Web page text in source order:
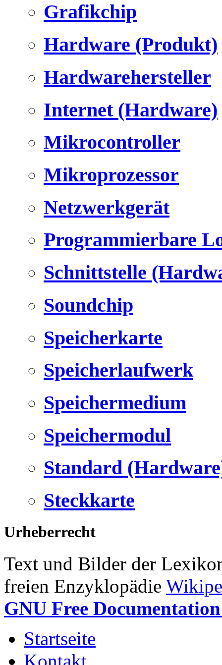
Grafikchip
Hardware (Produkt)
Hardwarehersteller
Internet (Hardware)
Mikrocontroller
Mikroprozessor
Netzwerkgerät
Programmierbare
Schnittstelle
Soundchip
Speicherkarte
Speicherlaufwerk
Speichermedium
Speichermodul
Standard
Steckkarte
Urheberrecht
Text und Bilder der
freien Enzyklopädie
GNU Free
Startseite
Kontakt